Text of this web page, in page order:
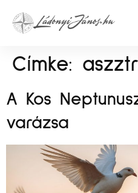
Címke:
A Kos
varázsa